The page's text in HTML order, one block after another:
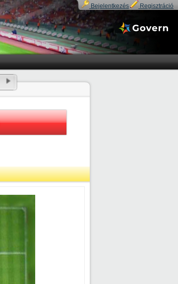
Bejelentkezés Regisztráció